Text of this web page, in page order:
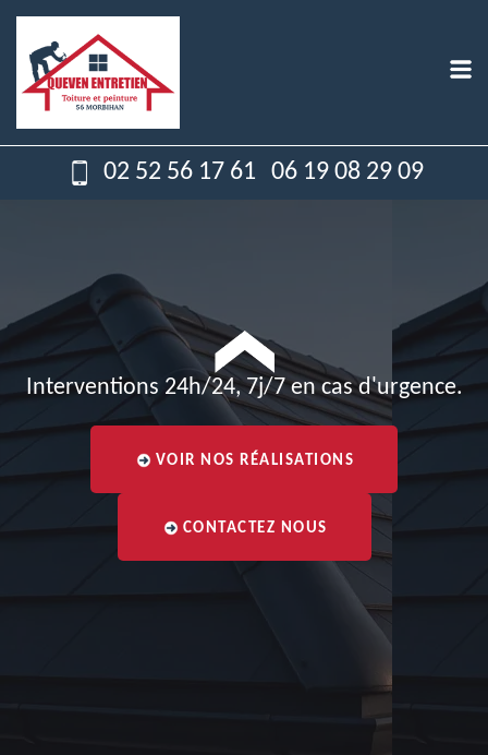
02 52 56 17 61 06 19 08 29 09
Interventions 24h/24, 7j/7 en cas d'urgence.
VOIR NOS RÉALISATIONS
CONTACTEZ NOUS